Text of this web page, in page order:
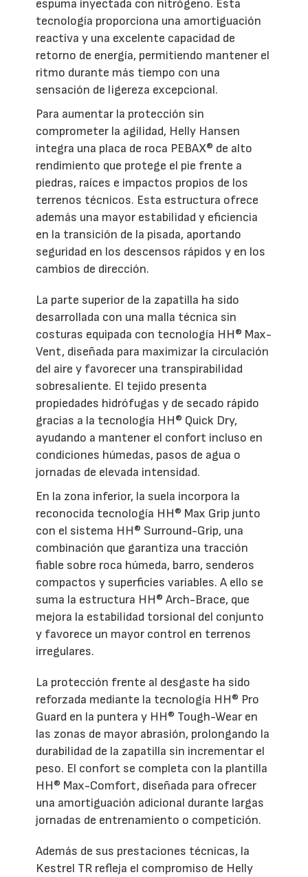
espuma inyectada con nitrógeno. Esta
tecnología proporciona una amortiguación
reactiva y una excelente capacidad de
retorno de energía, permitiendo mantener el
ritmo durante más tiempo con una
sensación de ligereza excepcional.
Para aumentar la protección sin
comprometer la agilidad, Helly Hansen
integra una placa de roca PEBAX® de alto
rendimiento que protege el pie frente a
piedras, raíces e impactos propios de los
terrenos técnicos. Esta estructura ofrece
además una mayor estabilidad y eficiencia
en la transición de la pisada, aportando
seguridad en los descensos rápidos y en los
cambios de dirección.
La parte superior de la zapatilla ha sido
desarrollada con una malla técnica sin
costuras equipada con tecnología HH® Max-
Vent, diseñada para maximizar la circulación
del aire y favorecer una transpirabilidad
sobresaliente. El tejido presenta
propiedades hidrófugas y de secado rápido
gracias a la tecnología HH® Quick Dry,
ayudando a mantener el confort incluso en
condiciones húmedas, pasos de agua o
jornadas de elevada intensidad.
En la zona inferior, la suela incorpora la
reconocida tecnología HH® Max Grip junto
con el sistema HH® Surround-Grip, una
combinación que garantiza una tracción
fiable sobre roca húmeda, barro, senderos
compactos y superficies variables. A ello se
suma la estructura HH® Arch-Brace, que
mejora la estabilidad torsional del conjunto
y favorece un mayor control en terrenos
irregulares.
La protección frente al desgaste ha sido
reforzada mediante la tecnología HH® Pro
Guard en la puntera y HH® Tough-Wear en
las zonas de mayor abrasión, prolongando la
durabilidad de la zapatilla sin incrementar el
peso. El confort se completa con la plantilla
HH® Max-Comfort, diseñada para ofrecer
una amortiguación adicional durante largas
jornadas de entrenamiento o competición.
Además de sus prestaciones técnicas, la
Kestrel TR refleja el compromiso de Helly